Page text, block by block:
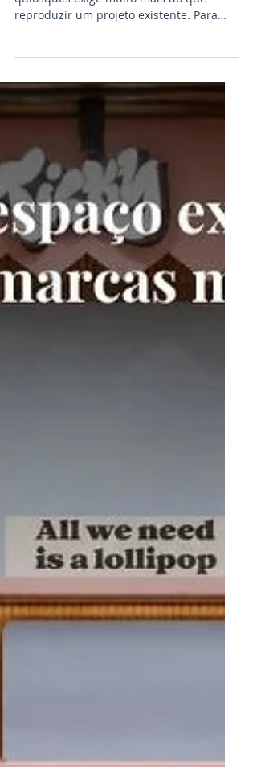
reproduzir um projeto existente. Para
garantir economia, agilidade e
padronização, cada nova unidade precisa
ser planejada para atender às exigências
sem perder a identidade da marca. Um
projeto arquitetônico desenvolvido com
foco em replicabilidade reduz
retrabalhos, otimiza a fabricação e torna
a expansão muito mais eficiente.